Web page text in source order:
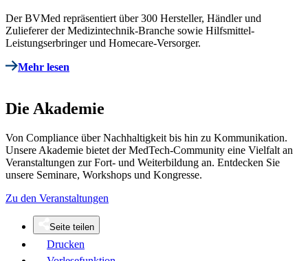
Der BVMed repräsentiert über 300 Hersteller, Händler und
Zulieferer der Medizintechnik-Branche sowie Hilfsmittel-
Leistungserbringer und Homecare-Versorger.
Mehr lesen
Die Akademie
Von Compliance über Nachhaltigkeit bis hin zu Kommunikation.
Unsere Akademie bietet der MedTech-Community eine Vielfalt an
Veranstaltungen zur Fort- und Weiterbildung an. Entdecken Sie
unsere Seminare, Workshops und Kongresse.
Zu den Veranstaltungen
Seite teilen
Drucken